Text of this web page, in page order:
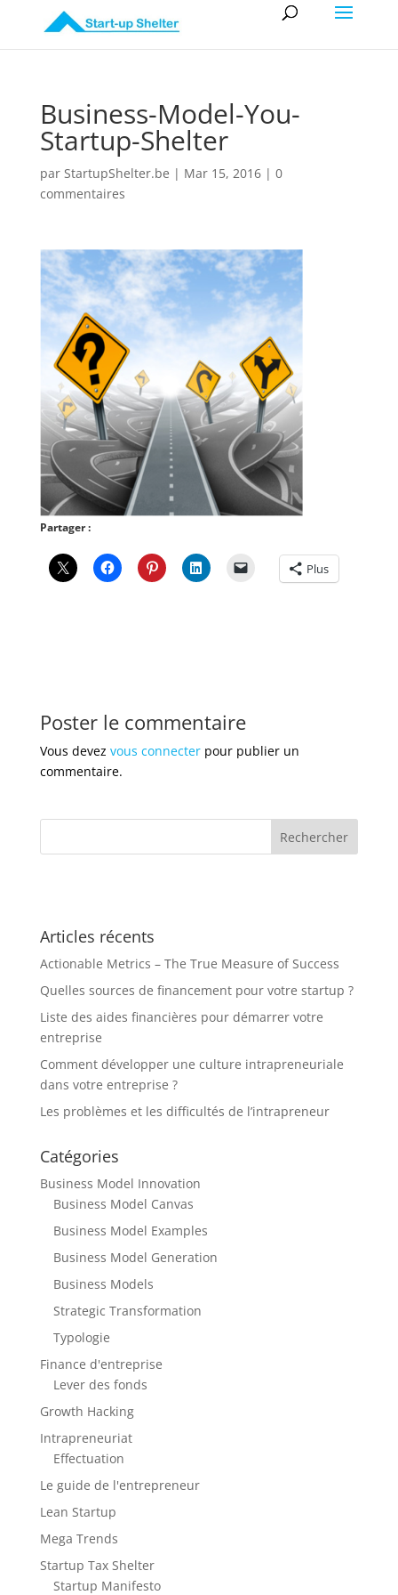
Business-Model-You-
Startup-Shelter
par StartupShelter.be | Mar 15, 2016| 0
commentaires
Partager :
Plus
Poster le commentaire
Vous devez vous connecterpour publier un
commentaire.
Articles récents
Actionable Metrics – The True Measure of Success
Quelles sources de financement pour votre startup ?
Liste des aides financières pour démarrer votre
entreprise
Comment développer une culture intrapreneuriale
dans votre entreprise ?
Les problèmes et les difficultés de l’intrapreneur
Catégories
Business Model Innovation
Business Model Canvas
Business Model Examples
Business Model Generation
Business Models
Strategic Transformation
Typologie
Finance d'entreprise
Lever des fonds
Growth Hacking
Intrapreneuriat
Effectuation
Le guide de l'entrepreneur
Lean Startup
Mega Trends
Startup Tax Shelter
Startup Manifesto